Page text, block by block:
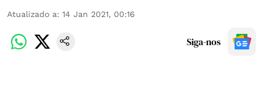
Atualizado a: 14 Jan 2021, 00:16
Siga-nos